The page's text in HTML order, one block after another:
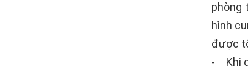
phòng
hình
được
- Khi